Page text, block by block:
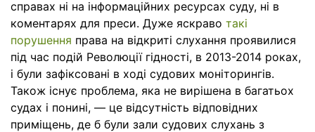
справах ні на інформаційних ресурсах суду, ні в
коментарях для преси. Дуже яскраво такі
порушення права на відкриті слухання проявилися
під час подій Революції гідності, в 2013-2014 роках,
і були зафіксовані в ході судових моніторингів.
Також існує проблема, яка не вирішена в багатьох
судах і понині, — це відсутність відповідних
приміщень, де б були зали судових слухань з